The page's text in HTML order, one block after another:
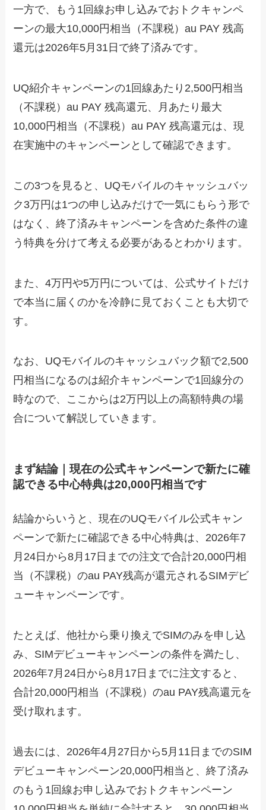
一方で、もう1回線お申し込みでおトクキャンペ
ーンの最大10,000円相当（不課税）au PAY 残高
還元は2026年5月31日で終了済みです。
UQ紹介キャンペーンの1回線あたり2,500円相当
（不課税）au PAY 残高還元、月あたり最大
10,000円相当（不課税）au PAY 残高還元は、現
在実施中のキャンペーンとして確認できます。
この3つを見ると、UQモバイルのキャッシュバッ
ク3万円は1つの申し込みだけで一気にもらう形で
はなく、終了済みキャンペーンを含めた条件の違
う特典を分けて考える必要があるとわかります。
また、4万円や5万円については、公式サイトだけ
で本当に届くのかを冷静に見ておくことも大切で
す。
なお、UQモバイルのキャッシュバック額で2,500
円相当になるのは紹介キャンペーンで1回線分の
時なので、ここからは2万円以上の高額特典の場
合について解説していきます。
まず結論｜現在の公式キャンペーンで新たに確
認できる中心特典は20,000円相当です
結論からいうと、現在のUQモバイル公式キャン
ペーンで新たに確認できる中心特典は、2026年7
月24日から8月17日までの注文で合計20,000円相
当（不課税）のau PAY残高が還元されるSIMデビ
ューキャンペーンです。
たとえば、他社から乗り換えでSIMのみを申し込
み、SIMデビューキャンペーンの条件を満たし、
2026年7月24日から8月17日までに注文すると、
合計20,000円相当（不課税）のau PAY残高還元を
受け取れます。
過去には、2026年4月27日から5月11日までのSIM
デビューキャンペーン20,000円相当と、終了済み
のもう1回線お申し込みでおトクキャンペーン